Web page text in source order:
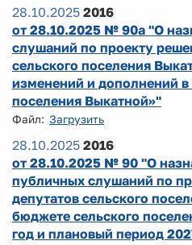
28.10.2025 2016
от 28.10.2025 № 90а "О
слушаний по проекту
сельского поселения
изменений и дополнений в
поселения Выкатной»"
Файл: Загрузить
28.10.2025 2016
от 28.10.2025 № 90 "О
публичных слушаний по
депутатов сельского
бюджете сельского
год и плановый период